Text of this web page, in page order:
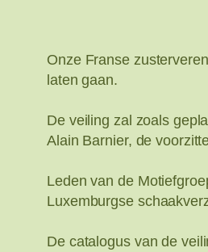
Onze Franse
laten gaan.
De veiling zal zoals
Alain Barnier, de
Leden van de
Luxemburgse
De catalogus van de